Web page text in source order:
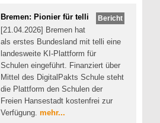
Bericht
Bremen: Pionier für telli
[21.04.2026] Bremen hat
als erstes Bundesland mit telli eine
landesweite KI-Plattform für
Schulen eingeführt. Finanziert über
Mittel des DigitalPakts Schule steht
die Plattform den Schulen der
Freien Hansestadt kostenfrei zur
Verfügung. mehr...